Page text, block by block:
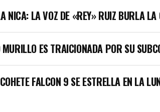
NICA: LA VOZ DE «REY» RUIZ BURLA LA
ES TRAICIONADA POR SU
FALCON 9 SE ESTRELLA EN LA